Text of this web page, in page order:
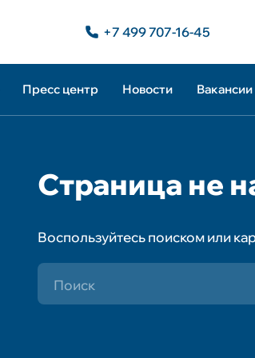
+7 499 707-16-45
Пресс центр Новости Вакансии
О
Пресс
Страница не
Воспользуйтесь поиском или